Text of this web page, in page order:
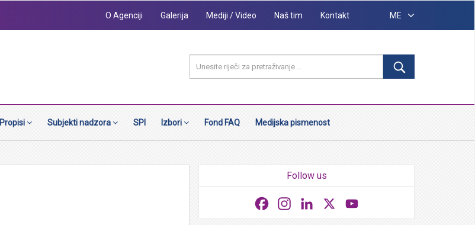
O Agenciji Galerija Mediji / Video Naš tim Kontakt ME
Propisi Subjekti nadzora SPI Izbori Fond FAQ Medijska pismenost
Follow us
FacebookInstagramLinkedIn